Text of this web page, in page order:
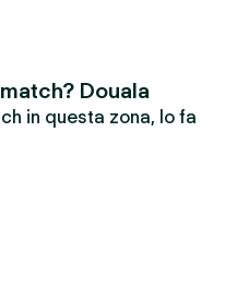
Douala
in questa zona, lo fa